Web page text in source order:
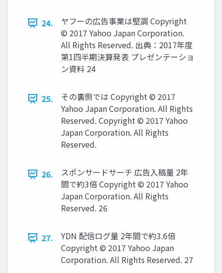
24.
ヤフーの広告事業は堅調 Copyright
© 2017 Yahoo Japan Corporation.
All Rights Reserved. 出典：2017年度
第1四半期決算発表 プレゼンテーショ
ン資料 24
25.
その裏側では Copyright © 2017
Yahoo Japan Corporation. All Rights
Reserved. Copyright © 2017 Yahoo
Japan Corporation. All Rights
Reserved.
26.
スポンサードサーチ 広告入稿量 2年
間で約3倍 Copyright © 2017 Yahoo
Japan Corporation. All Rights
Reserved. 26
27.
YDN 配信ログ量 2年間で約3.6倍
Copyright © 2017 Yahoo Japan
Corporation. All Rights Reserved. 27